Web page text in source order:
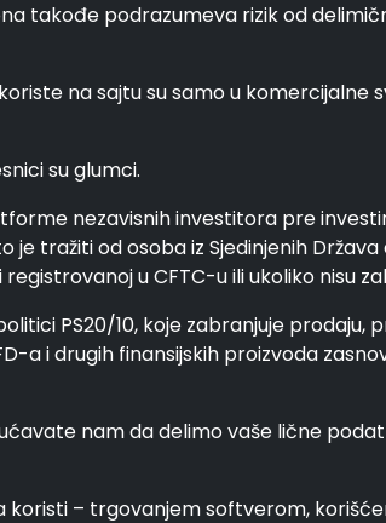
takođe podrazumeva rizik od
na sajtu su samo u komercijalne
su glumci.
nezavisnih investitora pre
tražiti od osoba iz Sjedinjenih
u CFTC-u ili ukoliko nisu
PS20/10, koje zabranjuje
a i drugih finansijskih proizvoda
nam da delimo vaše lične
– trgovanjem softverom,